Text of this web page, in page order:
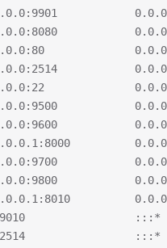
:::*
:::*